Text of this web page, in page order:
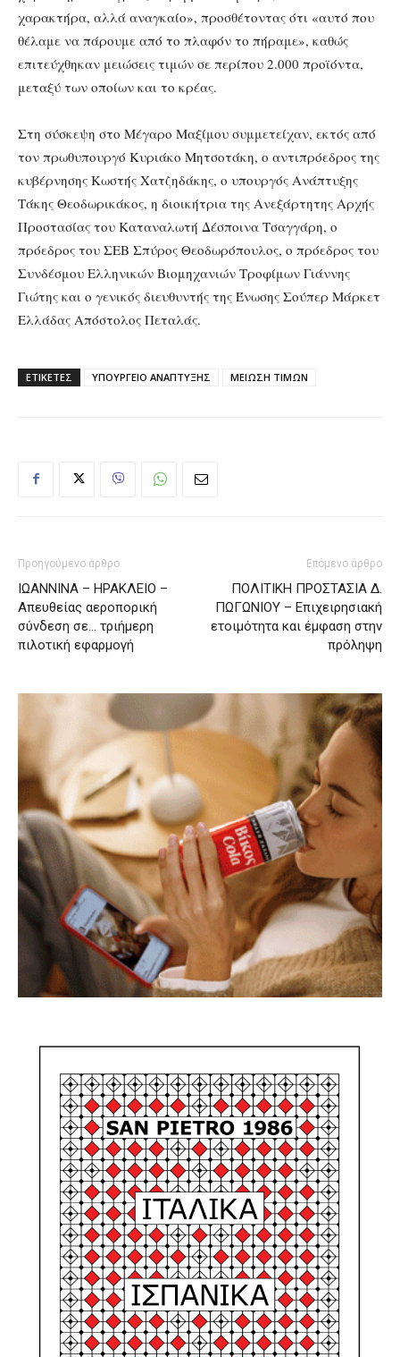
χαρακτήρα, αλλά αναγκαίο», προσθέτοντας ότι «αυτό που
θέλαμε να πάρουμε από το πλαφόν το πήραμε», καθώς
επιτεύχθηκαν μειώσεις τιμών σε περίπου 2.000 προϊόντα,
μεταξύ των οποίων και το κρέας.
Στη σύσκεψη στο Μέγαρο Μαξίμου συμμετείχαν, εκτός από
τον πρωθυπουργό Κυριάκο Μητσοτάκη, ο αντιπρόεδρος της
κυβέρνησης Κωστής Χατζηδάκης, ο υπουργός Ανάπτυξης
Τάκης Θεοδωρικάκος, η διοικήτρια της Ανεξάρτητης Αρχής
Προστασίας του Καταναλωτή Δέσποινα Τσαγγάρη, ο
πρόεδρος του ΣΕΒ Σπύρος Θεοδωρόπουλος, ο πρόεδρος του
Συνδέσμου Ελληνικών Βιομηχανιών Τροφίμων Γιάννης
Γιώτης και ο γενικός διευθυντής της Ένωσης Σούπερ Μάρκετ
Ελλάδας Απόστολος Πεταλάς.
ΕΤΙΚΕΤΕΣ ΥΠΟΥΡΓΕΙΟ ΑΝΑΠΤΥΞΗΣ ΜΕΙΩΣΗ ΤΙΜΩΝ
Προηγούμενο άρθρο
ΙΩΑΝΝΙΝΑ – ΗΡΑΚΛΕΙΟ –
Απευθείας αεροπορική
σύνδεση σε… τριήμερη
πιλοτική εφαρμογή
Επόμενο άρθρο
ΠΟΛΙΤΙΚΗ ΠΡΟΣΤΑΣΙΑ Δ.
ΠΩΓΩΝΙΟΥ – Επιχειρησιακή
ετοιμότητα και έμφαση στην
πρόληψη